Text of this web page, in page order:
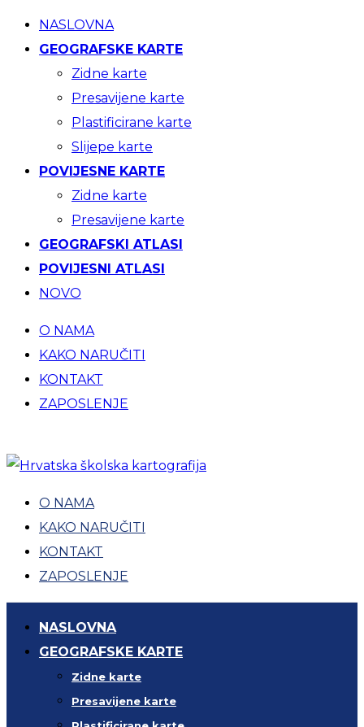
NASLOVNA
GEOGRAFSKE KARTE
Zidne karte
Presavijene karte
Plastificirane karte
Slijepe karte
POVIJESNE KARTE
Zidne karte
Presavijene karte
GEOGRAFSKI ATLASI
POVIJESNI ATLASI
NOVO
O NAMA
KAKO NARUČITI
KONTAKT
ZAPOSLENJE
O NAMA
KAKO NARUČITI
KONTAKT
ZAPOSLENJE
NASLOVNA
GEOGRAFSKE KARTE
Zidne karte
Presavijene karte